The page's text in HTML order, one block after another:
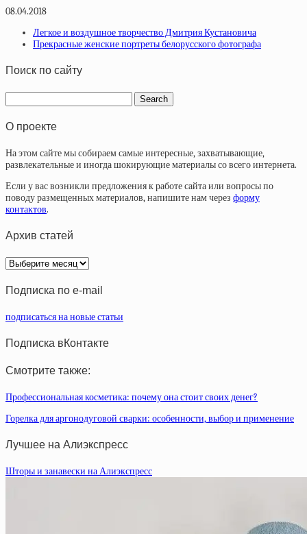
08.04.2018
Легкое и воздушное творчество Дмитрия Кустановича
Прекрасные женские портреты белорусского фотографа
Поиск по сайту
О проекте
На этом сайте мы собираем самые интересные, захватывающие,
развлекательные и иногда шокирующие материалы со всего интернета.
Если у вас возникли предложения к работе сайта или вопросы по
поводу размещенных материалов, напишите нам через форму
контактов.
Архив статей
Архив
статей
Подписка по e-mail
подписаться на новые статьи
Подписка вКонтакте
Смотрите также:
Профессиональная косметика: почему она стоит своих денег?
Горелка для аргонодуговой сварки: особенности, выбор и применение
Лучшее на Алиэкспресс
Шторы и занавески на Алиэкспресс